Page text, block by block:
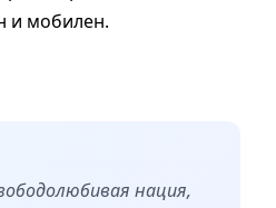
и мобилен.
нация,